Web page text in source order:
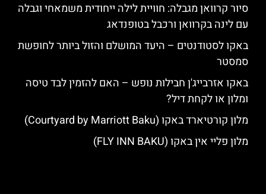
סיור קרוואן מגבלה: חוויית לילה ייחודית משמאחי וגבלה
עם לינה בקרוואן ורכבל בטופנדאג
באקו לסטודנטים – היעד המושלם והזול ביותר לחופשת
סמסטר
באקו אזרבייג'ן חבילות נופש – האם להזמין לבד טיסה
ומלון או לקחת דיל?
מלון קורטיארד באקו (Courtyard by Marriott Baku)
מלון פליי אין באקו (FLY INN BAKU)